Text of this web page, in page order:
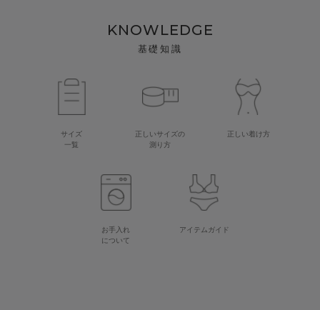
KNOWLEDGE
基礎知識
サイズ
一覧
正しいサイズの
測り方
正しい着け方
お手入れ
について
アイテムガイド